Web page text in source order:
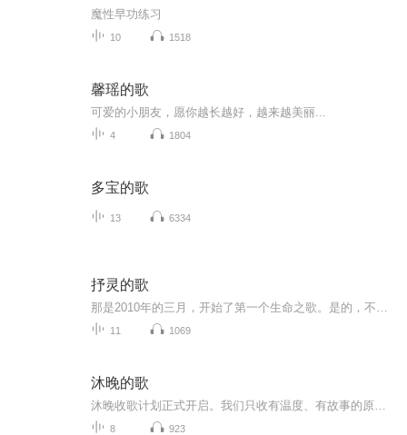
魔性早功练习
10 1518
馨瑶的歌
可爱的小朋友，愿你越长越好，越来越美丽...
4 1804
多宝的歌
13 6334
抒灵的歌
11 1069
沐晚的歌
8 923